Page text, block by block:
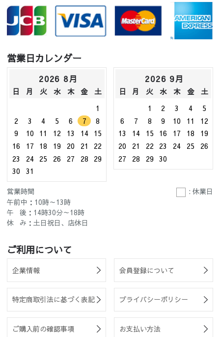
営業日カレンダー
2026 8月
日 月 火 水 木 金
土
1
2
3 4 5 6 7
8
9
10 11 12 13 14
15
16
17 18 19 20 21
22
23
24 25 26 27 28
29
30
31
2026 9月
日 月 火 水 木 金
土
1
2 3 4
5
6
7 8 9 10 11
12
13
14 15 16 17 18
19
20
21 22 23 24 25
26
27
28 29 30
営業時間
: 休業日
午前中：10時～13時
午 後：14時30分～18時
休 み：土日祝日、店休日
ご利用について
企業情報 会員登録について
特定商取引法に基づく表記 プライバシーポリシー
ご購入前の確認事項 お支払い方法